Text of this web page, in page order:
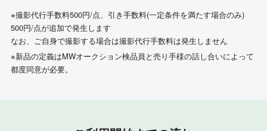
※撮影代行手数料500円/点、引き手数料(一定条件を満たす場合のみ)
500円/点が追加で発生します
なお、ご自身で撮影する場合は撮影代行手数料は発生しません
※新品の定義はMWオークション検品員と売り手様の話し合いによって
都度同意が必要。